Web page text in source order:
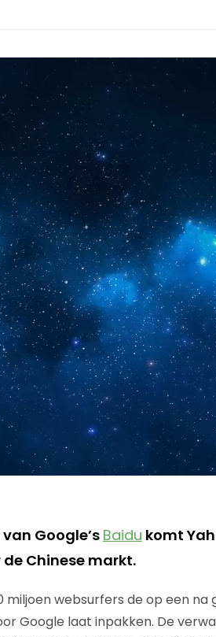
Google’sBaidu komt
Chinese markt.
miljoen websurfers de op een
Google laat inpakken. De